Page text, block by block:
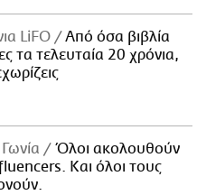
LiFO
Από όσα βιβλία
τα τελευταία 20 χρόνια,
Όλοι ακολουθούν
Και όλοι τους